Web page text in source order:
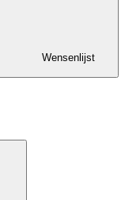
Wensenlijst